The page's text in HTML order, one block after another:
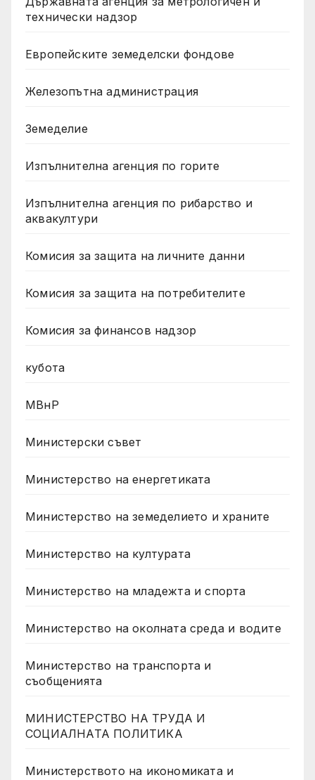
технически надзор
Европейските земеделски фондове
Железопътна администрация
Земеделие
Изпълнителна агенция по горите
Изпълнителна агенция по рибарство и
аквакултури
Комисия за защита на личните данни
Комисия за защита на потребителите
Комисия за финансов надзор
кубота
МВнР
Министерски съвет
Министерство на енергетиката
Министерство на земеделието и храните
Министерство на културата
Министерство на младежта и спорта
Министерство на околната среда и водите
Министерство на транспорта и
съобщенията
МИНИСТЕРСТВО НА ТРУДА И
СОЦИАЛНАТА ПОЛИТИКА
Министерството на икономиката и